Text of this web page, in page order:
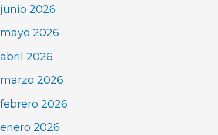
junio 2026
mayo 2026
abril 2026
marzo 2026
febrero 2026
enero 2026